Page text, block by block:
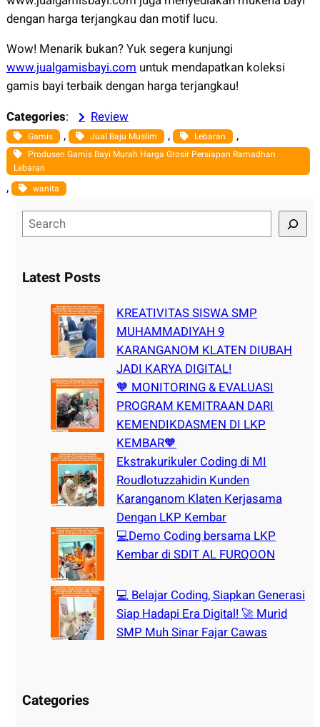
dengan harga terjangkau dan motif lucu.
Wow! Menarik bukan? Yuk segera kunjungi
www.jualgamisbayi.comuntuk mendapatkan koleksi
gamis bayi terbaik dengan harga terjangkau!
Categories: Review
Gamis , Jual Baju Muslim , Lebaran ,
Produsen Gamis Bayi Murah Harga Grosir Persiapan Ramadhan
Lebaran
, wanita
e
rLatest Posts
KREATIVITAS SISWA SMP
MUHAMMADIYAH 9
KARANGANOM KLATEN DIUBAH
JADI KARYA DIGITAL!
🧡 MONITORING & EVALUASI
PROGRAM KEMITRAAN DARI
KEMENDIKDASMEN DI LKP
KEMBAR🧡
Ekstrakurikuler Coding di MI
Roudlotuzzahidin Kunden
Karanganom Klaten Kerjasama
Dengan LKP Kembar
💻Demo Coding bersama LKP
Kembar di SDIT AL FURQOON
💻 Belajar Coding, Siapkan Generasi
Siap Hadapi Era Digital! 🚀 Murid
SMP Muh Sinar Fajar Cawas
Categories